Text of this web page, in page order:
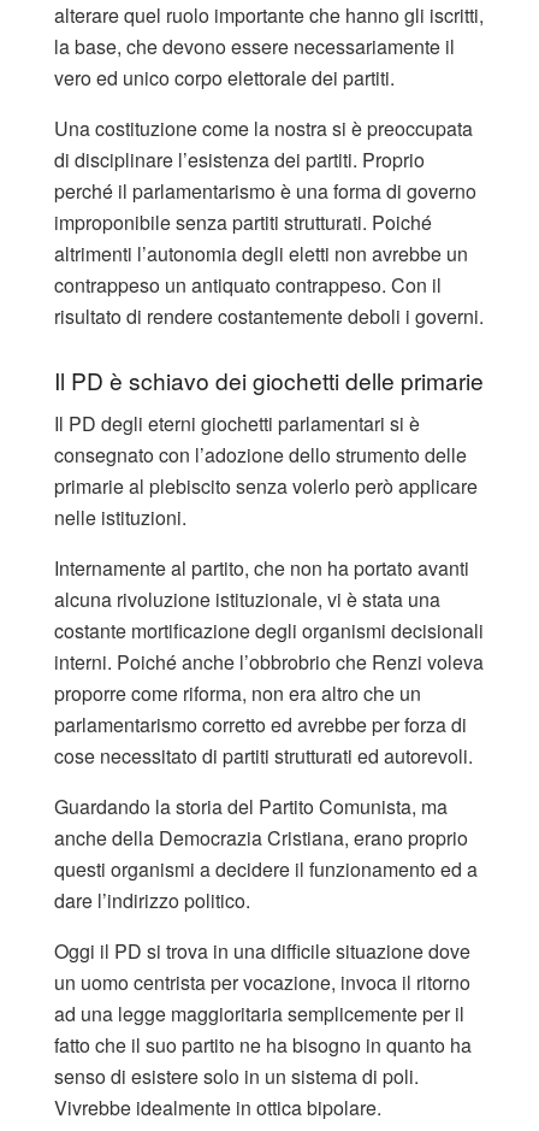
alterare quel ruolo importante che hanno gli iscritti,
la base, che devono essere necessariamente il
vero ed unico corpo elettorale dei partiti.
Una costituzione come la nostra si è preoccupata
di disciplinare l’esistenza dei partiti. Proprio
perché il parlamentarismo è una forma di governo
improponibile senza partiti strutturati. Poiché
altrimenti l’autonomia degli eletti non avrebbe un
contrappeso un antiquato contrappeso. Con il
risultato di rendere costantemente deboli i governi.
Il PD è schiavo dei giochetti delle primarie
Il PD degli eterni giochetti parlamentari si è
consegnato con l’adozione dello strumento delle
primarie al plebiscito senza volerlo però applicare
nelle istituzioni.
Internamente al partito, che non ha portato avanti
alcuna rivoluzione istituzionale, vi è stata una
costante mortificazione degli organismi decisionali
interni. Poiché anche l’obbrobrio che Renzi voleva
proporre come riforma, non era altro che un
parlamentarismo corretto ed avrebbe per forza di
cose necessitato di partiti strutturati ed autorevoli.
Guardando la storia del Partito Comunista, ma
anche della Democrazia Cristiana, erano proprio
questi organismi a decidere il funzionamento ed a
dare l’indirizzo politico.
Oggi il PD si trova in una difficile situazione dove
un uomo centrista per vocazione, invoca il ritorno
ad una legge maggioritaria semplicemente per il
fatto che il suo partito ne ha bisogno in quanto ha
senso di esistere solo in un sistema di poli.
Vivrebbe idealmente in ottica bipolare.